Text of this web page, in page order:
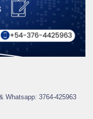
Whatsapp: 3764-425963